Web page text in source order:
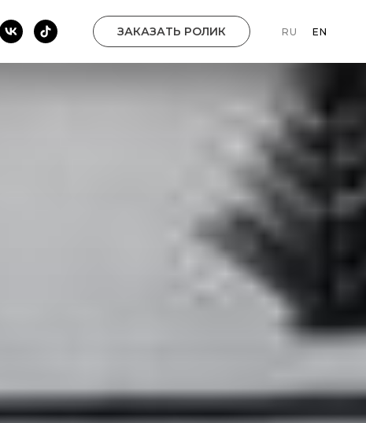
ЗАКАЗАТЬ РОЛИК RU EN